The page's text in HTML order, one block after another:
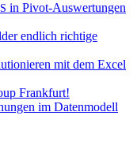
in Pivot-Auswertungen
endlich richtige
mit dem Excel
Frankfurt!
im Datenmodell